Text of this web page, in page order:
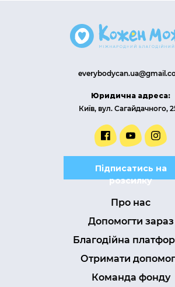
Юридична адреса:
Київ, вул. Сагайдачного,
Підписатись на
розсилку
Про нас
Допомогти зараз
Благодійна
Отримати
Команда фонду